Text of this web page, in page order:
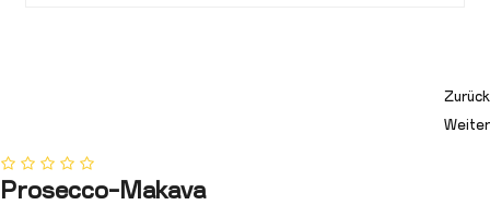
Zurück
Weiter
Prosecco-Makava